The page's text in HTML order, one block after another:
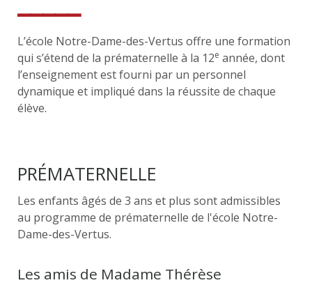
L’école Notre-Dame-des-Vertus offre une formation
qui s’étend de la prématernelle à la 12e année, dont
l’enseignement est fourni par un personnel
dynamique et impliqué dans la réussite de chaque
élève.
PRÉMATERNELLE
Les enfants âgés de 3 ans et plus sont admissibles
au programme de prématernelle de l'école Notre-
Dame-des-Vertus.
Les amis de Madame Thérèse